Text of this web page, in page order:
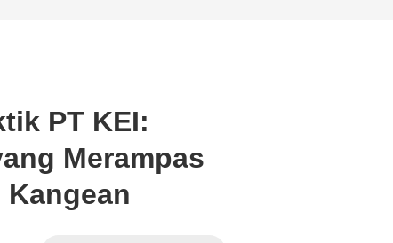
PT KEI:
Merampas